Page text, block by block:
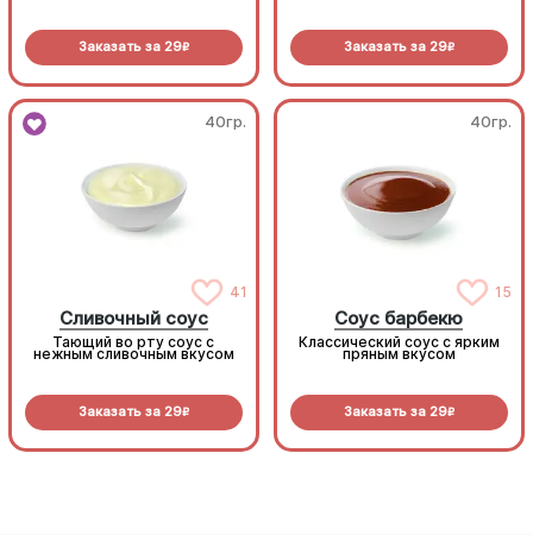
Заказать за 29R Заказать за 29R
40гр.
41
Сливочный соус
Тающий во рту соус с
нежным сливочным вкусом
Заказать за 29R
40гр.
15
Соус барбекю
Классический соус с ярким
пряным вкусом
Заказать за 29R